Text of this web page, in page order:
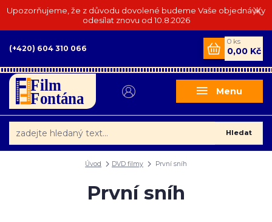
Upozorňujeme, že z důvodu dovolené budeme Vaše objednávky
odesílat znovu od 10.8.2026
Menu
Hledat
(+420) 604 310 066
0 ks
0,00 Kč
Úvod DVD filmy První sníh
První sníh